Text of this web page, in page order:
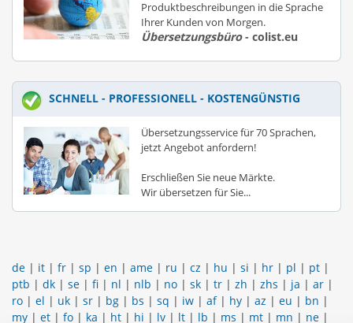
Produktbeschreibungen in die Sprache
Ihrer Kunden von Morgen.
Übersetzungsbüro- colist.eu
SCHNELL - PROFESSIONELL - KOSTENGÜNSTIG
Übersetzungsservice für 70 Sprachen,
jetzt Angebot anfordern!
Erschließen Sie neue Märkte.
Wir übersetzen für Sie...
de | it | fr | sp | en | ame | ru | cz | hu | si | hr | pl | pt |
ptb | dk | se | fi | nl | nlb | no | sk | tr | zh | zhs | ja | ar |
ro | el | uk | sr | bg | bs | sq | iw | af| hy | az | eu | bn |
my | et | fo | ka | ht | hi | lv | lt | lb | ms | mt | mn | ne |